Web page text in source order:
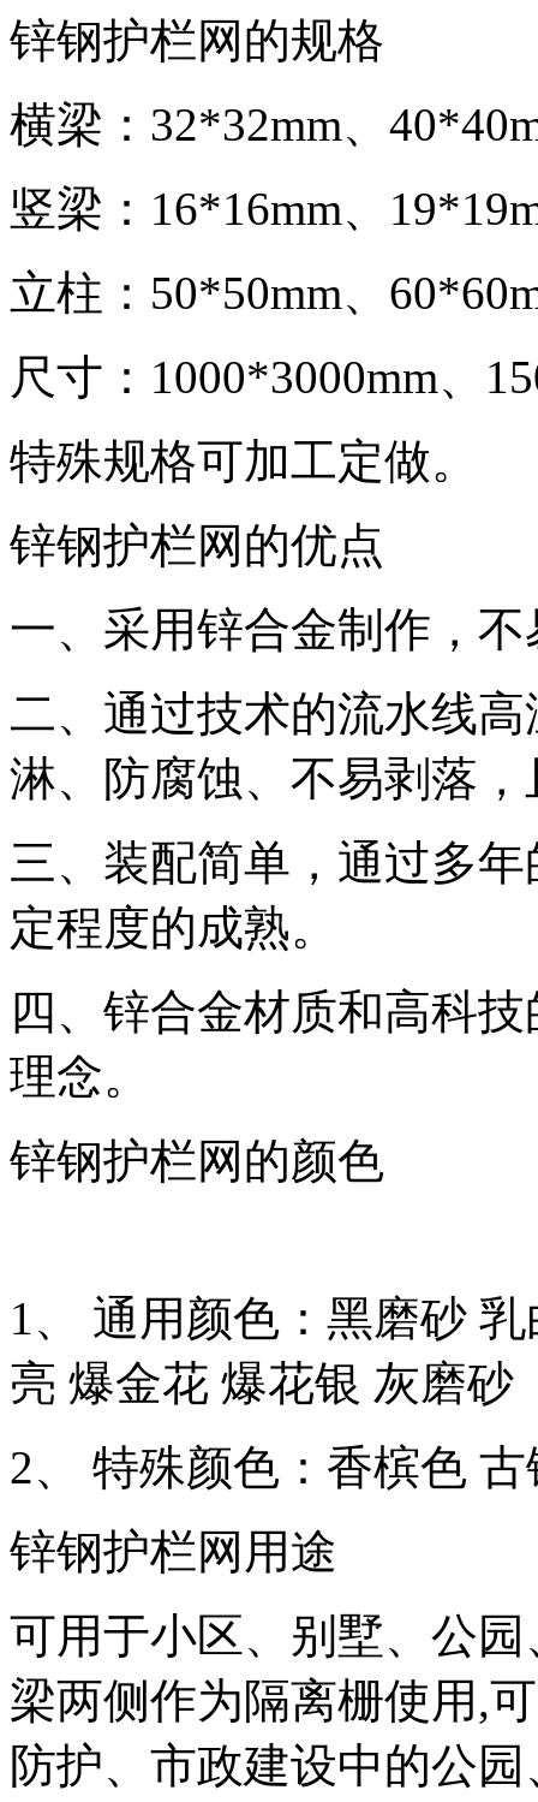
锌钢护栏网的规格
横梁：32*32mm、
竖梁：16*16mm、
立柱：50*50mm、
尺寸：1000*3000mm、
特殊规格可加工定做。
锌钢护栏网的优点
一、采用锌合金制作，
二、通过技术的流水线
淋、防腐蚀、不易剥落
三、装配简单，通过多
定程度的成熟。
四、锌合金材质和高科
理念。
锌钢护栏网的颜色
1、 通用颜色：黑磨砂
亮 爆金花 爆花银 灰磨砂
2、 特殊颜色：香槟色
锌钢护栏网用途
可用于小区、别墅、公
梁两侧作为隔离栅使用,
防护、市政建设中的公